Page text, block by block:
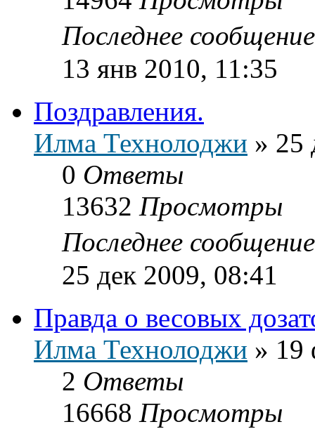
Последнее
13 янв 2010, 11:35
Поздравления.
Илма Технолоджи » 25
0 Ответы
13632 Просмотры
Последнее
25 дек 2009, 08:41
Правда о весовых
Илма Технолоджи » 19
2 Ответы
16668 Просмотры